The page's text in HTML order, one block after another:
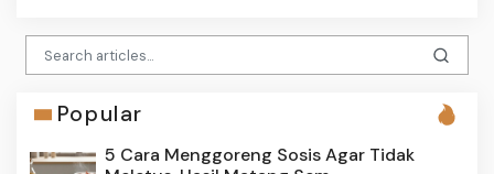
Popular
5 Cara Menggoreng Sosis Agar Tidak